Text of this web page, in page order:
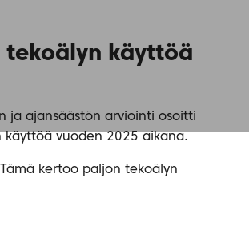
tekoälyn käyttöä
ja ajansäästön arviointi osoitti
vuoden 2025 aikana.
kertoo paljon tekoälyn